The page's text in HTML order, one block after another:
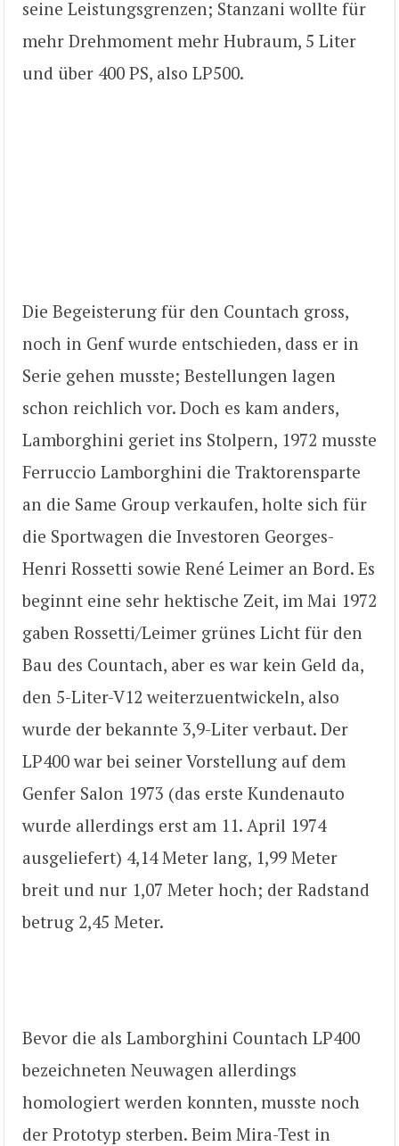
seine Leistungsgrenzen; Stanzani wollte für
mehr Drehmoment mehr Hubraum, 5 Liter
und über 400 PS, also LP500.
Die Begeisterung für den Countach gross,
noch in Genf wurde entschieden, dass er in
Serie gehen musste; Bestellungen lagen
schon reichlich vor. Doch es kam anders,
Lamborghini geriet ins Stolpern, 1972 musste
Ferruccio Lamborghini die Traktorensparte
an die Same Group verkaufen, holte sich für
die Sportwagen die Investoren Georges-
Henri Rossetti sowie René Leimer an Bord. Es
beginnt eine sehr hektische Zeit, im Mai 1972
gaben Rossetti/Leimer grünes Licht für den
Bau des Countach, aber es war kein Geld da,
den 5-Liter-V12 weiterzuentwickeln, also
wurde der bekannte 3,9-Liter verbaut. Der
LP400 war bei seiner Vorstellung auf dem
Genfer Salon 1973 (das erste Kundenauto
wurde allerdings erst am 11. April 1974
ausgeliefert) 4,14 Meter lang, 1,99 Meter
breit und nur 1,07 Meter hoch; der Radstand
betrug 2,45 Meter.
Bevor die als Lamborghini Countach LP400
bezeichneten Neuwagen allerdings
homologiert werden konnten, musste noch
der Prototyp sterben. Beim Mira-Test in